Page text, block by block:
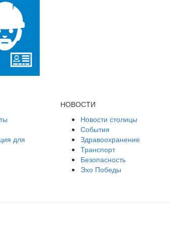
для
НОВОСТИ
Новости столицы
События
Здравоохранение
Транспорт
Безопасность
Эхо Победы